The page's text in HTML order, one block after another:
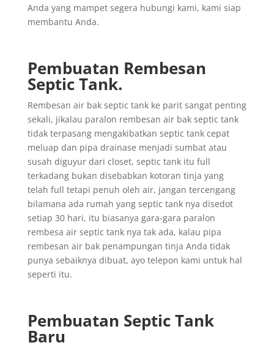
Anda yang mampet segera hubungi kami, kami siap
membantu Anda.
Pembuatan Rembesan
Septic Tank.
Rembesan air bak septic tank ke parit sangat penting
sekali, jikalau paralon rembesan air bak septic tank
tidak terpasang mengakibatkan septic tank cepat
meluap dan pipa drainase menjadi sumbat atau
susah diguyur dari closet, septic tank itu full
terkadang bukan disebabkan kotoran tinja yang
telah full tetapi penuh oleh air, jangan tercengang
bilamana ada rumah yang septic tank nya disedot
setiap 30 hari, itu biasanya gara-gara paralon
rembesa air septic tank nya tak ada, kalau pipa
rembesan air bak penampungan tinja Anda tidak
punya sebaiknya dibuat, ayo telepon kami untuk hal
seperti itu.
Pembuatan Septic Tank
Baru